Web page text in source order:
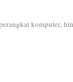
komputer,